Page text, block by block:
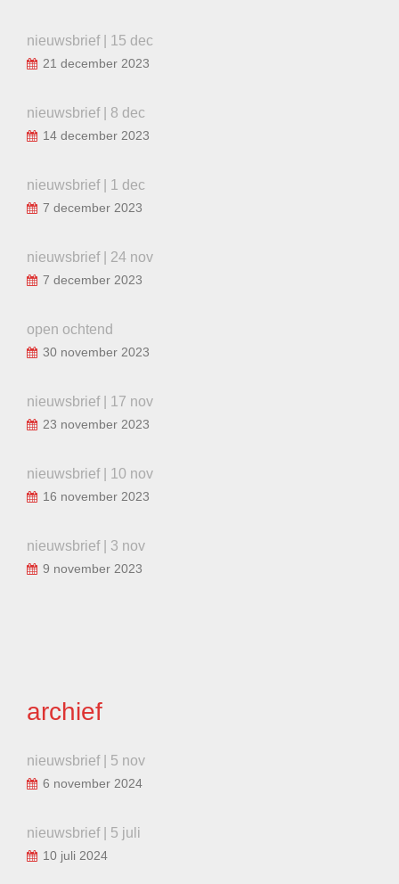
nieuwsbrief | 15 dec
21 december 2023
nieuwsbrief | 8 dec
14 december 2023
nieuwsbrief | 1 dec
7 december 2023
nieuwsbrief | 24 nov
7 december 2023
open ochtend
30 november 2023
nieuwsbrief | 17 nov
23 november 2023
nieuwsbrief | 10 nov
16 november 2023
nieuwsbrief | 3 nov
9 november 2023
archief
nieuwsbrief | 5 nov
6 november 2024
nieuwsbrief | 5 juli
10 juli 2024